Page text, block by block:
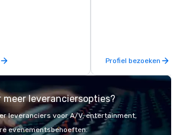
who always nails the
engaging, real, and
Prefer to use your own
mobile cameras let
high-quality photos,
Profiel bezoeken
meer leveranciersopties?
leveranciers voor A/V, entertainment,
evenementsbehoeften.